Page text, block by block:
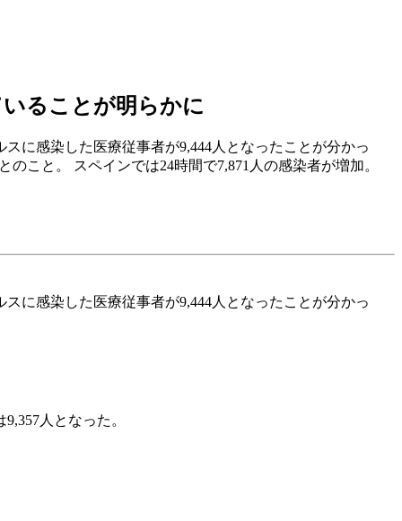
ることが明らかに
に感染した医療従事者が9,444人となったことが分かっ
こと。 スペインでは24時間で7,871人の感染者が増加。
に感染した医療従事者が9,444人となったことが分かっ
人となった。